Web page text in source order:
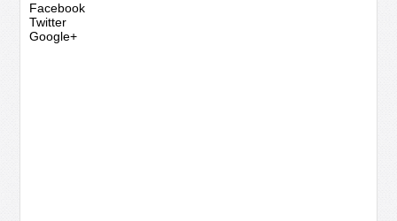
Facebook
Twitter
Google+